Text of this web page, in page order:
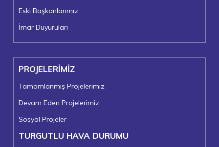
Eski Başkanlarımız
İmar Duyuruları
PROJELERİMİZ
Tamamlanmış Projelerimiz
Devam Eden Projelerimiz
Sosyal Projeler
TURGUTLU HAVA DURUMU